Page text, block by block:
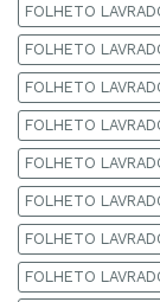
FOLHETO
FOLHETO
FOLHETO
FOLHETO
FOLHETO
FOLHETO
FOLHETO
FOLHETO